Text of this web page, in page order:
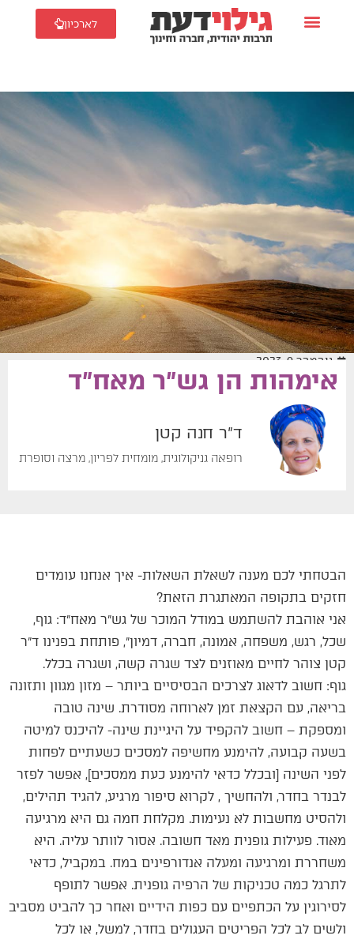
לארכיון
נובמבר 9, 2023
אימהות הן גש״ר מאח״ד
ד"ר חנה קטן
רופאה גניקולוגית, מומחית לפריון, מרצה וסופרת
הבטחתי לכם מענה לשאלת השאלות- איך אנחנו עומדים
חזקים בתקופה המאתגרת הזאת?
אני אוהבת להשתמש במודל המוכר של גש״ר מאח״ד: גוף,
שכל, רגש, משפחה, אמונה, חברה, דמיון״, פותחת בפנינו ד״ר
קטן צוהר לחיים מאוזנים לצד שגרה קשה, ושגרה בכלל.
גוף: חשוב לדאוג לצרכים הבסיסיים ביותר – מזון מגוון ותזונה
בריאה, עם הקצאת זמן לארוחה מסודרת. שינה טובה
ומספקת – חשוב להקפיד על היגיינת שינה- להיכנס למיטה
בשעה קבועה, להימנע מחשיפה למסכים כשעתיים לפחות
לפני השינה [ובכלל כדאי להימנע כעת ממסכים], אפשר לפזר
לבנדר בחדר, ולהחשיך , לקרוא סיפור מרגיע, להגיד תהילים,
ולהסיט מחשבות לא נעימות. מקלחת חמה גם היא מרגיעה
מאוד. פעילות גופנית מאד חשובה. אסור לוותר עליה. היא
משחררת ומרגיעה ומעלה אנדורפינים במח. במקביל, כדאי
לתרגל כמה טכניקות של הרפיה גופנית. אפשר לתופף
לסירוגין על הכתפיים עם כפות הידיים ואחר כך להביט מסביב
ולשים לב לכל הפריטים העגולים בחדר, למשל, או לכל